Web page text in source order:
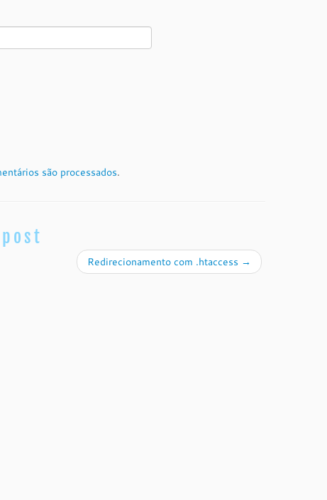
são processados.
Redirecionamento com .htaccess →